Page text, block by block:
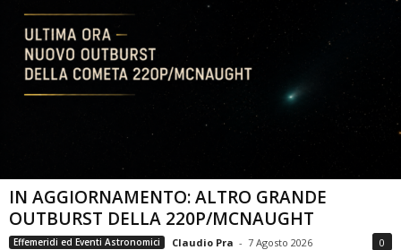
IN AGGIORNAMENTO: ALTRO GRANDE
OUTBURST DELLA 220P/MCNAUGHT
Effemeridi ed Eventi Astronomici Claudio Pra - 7 Agosto 2026 0